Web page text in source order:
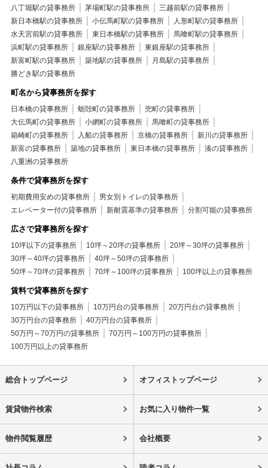
八丁堀駅の貸事務所
茅場町駅の貸事務所
三越前駅の貸事務所
新日本橋駅の貸事務所
小伝馬町駅の貸事務所
人形町駅の貸事務所
水天宮前駅の貸事務所
東日本橋駅の貸事務所
馬喰町駅の貸事務所
浜町駅の貸事務所
銀座駅の貸事務所
東銀座駅の貸事務所
新富町駅の貸事務所
築地駅の貸事務所
月島駅の貸事務所
勝どき駅の貸事務所
町名から貸事務所を探す
日本橋の貸事務所 蛎殻町の貸事務所
兜町の貸事務所
大伝馬町の貸事務所
小網町の貸事務所
馬喰町の貸事務所
箱崎町の貸事務所
入船の貸事務所 京橋の貸事務所
新川の貸事務所
新富の貸事務所
築地の貸事務所 東日本橋の貸事務所
湊の貸事務所
八重洲の貸事務所
条件で貸事務所を探す
初期費用安めの貸事務所
男女別トイレの貸事務所
エレベーター付の貸事務所
新耐震基準の貸事務所 分割可能の貸事務所
広さで貸事務所を探す
10坪以下の貸事務所 10坪～20坪の貸事務所
20坪～30坪の貸事務所
30坪～40坪の貸事務所
40坪～50坪の貸事務所
50坪～70坪の貸事務所
70坪～100坪の貸事務所 100坪以上の貸事務所
賃料で貸事務所を探す
10万円以下の貸事務所 10万円台の貸事務所
20万円台の貸事務所
30万円台の貸事務所
40万円台の貸事務所
50万円～70万円の貸事務所
70万円～100万円の貸事務所
100万円以上の貸事務所
総合トップページ オフィストップページ
賃貸物件検索 お気に入り物件一覧
物件閲覧履歴 会社概要